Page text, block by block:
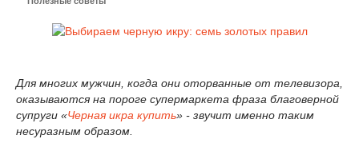
Для многих мужчин, когда они оторванные от телевизора,
оказываются на пороге супермаркета фраза благоверной
супруги «Черная икра купить» - звучит именно таким
несуразным образом.